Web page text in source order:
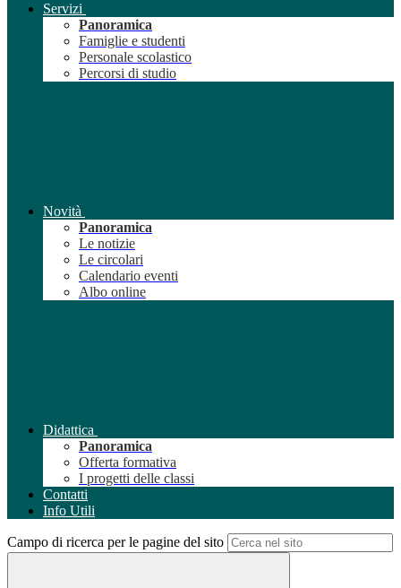
Servizi
Panoramica
Famiglie e studenti
Personale scolastico
Percorsi di studio
Novità
Panoramica
Le notizie
Le circolari
Calendario eventi
Albo online
Didattica
Panoramica
Offerta formativa
I progetti delle classi
Contatti
Info Utili
Campo di ricerca per le pagine del sito